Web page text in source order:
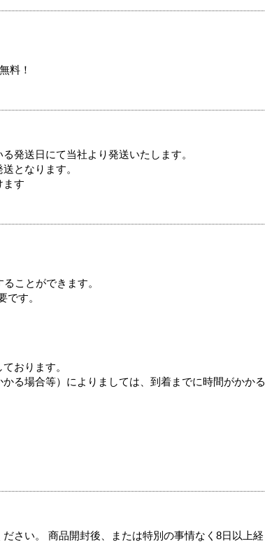
料！
発送日にて当社より発送いたします。
となります。
ます
ことができます。
す。
おります。
る場合等）によりましては、到着までに時間がかかる
さい。 商品開封後、または特別の事情なく8日以上経